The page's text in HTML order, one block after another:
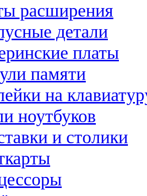
расширения
детали
платы
памяти
на
ноутбуков
и столики